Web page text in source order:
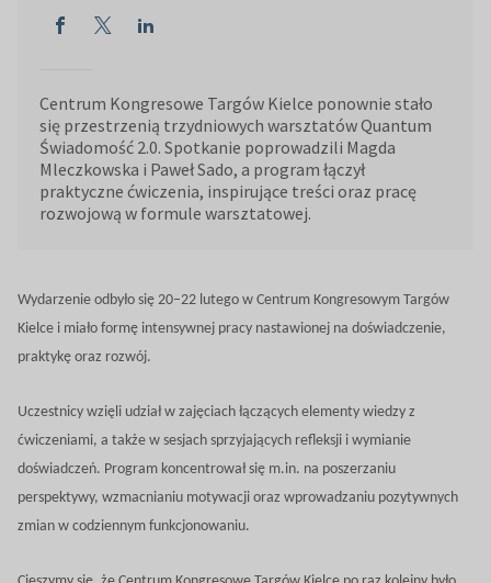
Centrum Kongresowe Targów Kielce ponownie stało
się przestrzenią trzydniowych warsztatów Quantum
Świadomość 2.0. Spotkanie poprowadzili Magda
Mleczkowska i Paweł Sado, a program łączył
praktyczne ćwiczenia, inspirujące treści oraz pracę
rozwojową w formule warsztatowej.
Wydarzenie odbyło się 20–22 lutego w Centrum Kongresowym Targów
Kielce i miało formę intensywnej pracy nastawionej na doświadczenie,
praktykę oraz rozwój.
Uczestnicy wzięli udział w zajęciach łączących elementy wiedzy z
ćwiczeniami, a także w sesjach sprzyjających refleksji i wymianie
doświadczeń. Program koncentrował się m.in. na poszerzaniu
perspektywy, wzmacnianiu motywacji oraz wprowadzaniu pozytywnych
zmian w codziennym funkcjonowaniu.